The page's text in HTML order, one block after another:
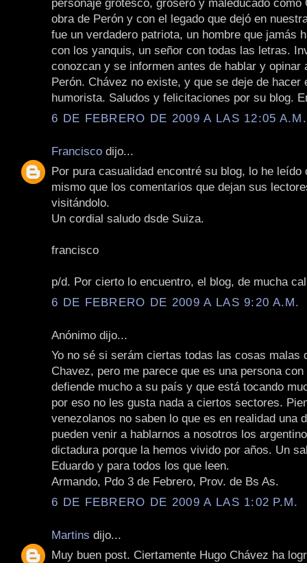
personaje grotesco, grosero y maleducado como
obra de Perón y con el legado que dejó en
fue un verdadero patriota, un hombre que jamás
con los yanquis, un señor con todas las letras.
conozcan y se informen antes de hablar y opinar
Perón. Chávez no existe, y que se deje de hacer
humorista. Saludos y felicitaciones por su blog.
6 DE FEBRERO DE 2009 A LAS 12:05 A.M.
Francisco dijo...
Por pura casualidad encontré su blog, lo he leído
mismo que los comentarios que dejan sus
visitándolo.
Un cordial saludo dsde Suiza.
francisco
p/d. Por cierto lo encuentro, el blog, de mucha
6 DE FEBRERO DE 2009 A LAS 9:20 A.M.
Anónimo dijo...
Yo no sé si serám ciertas todas las cosas malas
Chavez, pero me parece que es una persona
defiende mucho a su país y que está tocando
por eso no les gusta nada a ciertos sectores.
venezolanos no saben lo que es en realidad una
pueden venir a hablarnos a nosotros los
dictadura porque la hemos vivido por años. Un
Eduardo y para todos los que leen.
Armando, Pdo 3 de Febrero, Prov. de Bs As.
6 DE FEBRERO DE 2009 A LAS 1:02 P.M.
Martins dijo...
Muy buen post. Ciertamente Hugo Chávez ha